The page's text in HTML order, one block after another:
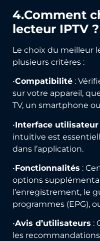
4.Comment
lecteur IPTV ?
Le choix du meilleur
plusieurs critères :
•Compatibilité :
sur votre appareil,
TV, un smartphone
•Interface utilisateur
intuitive est
dans l’application.
•Fonctionnalités :
options
l’enregistrement, le
programmes (EPG),
•Avis d’utilisateurs :
les